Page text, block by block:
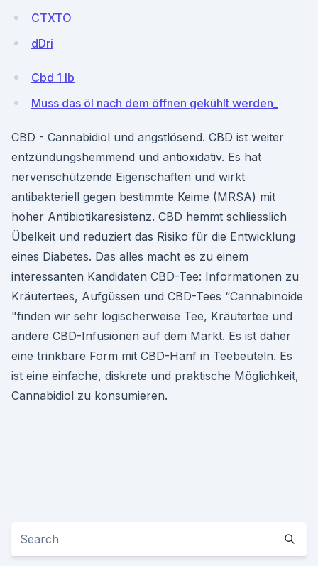
CTXTO
dDri
Cbd 1 lb
Muss das öl nach dem öffnen gekühlt werden_
CBD - Cannabidiol und angstlösend. CBD ist weiter
entzündungshemmend und antioxidativ. Es hat
nervenschützende Eigenschaften und wirkt
antibakteriell gegen bestimmte Keime (MRSA) mit
hoher Antibiotikaresistenz. CBD hemmt schliesslich
Übelkeit und reduziert das Risiko für die Entwicklung
eines Diabetes. Das alles macht es zu einem
interessanten Kandidaten CBD-Tee: Informationen zu
Kräutertees, Aufgüssen und CBD-Tees “Cannabinoide
"finden wir sehr logischerweise Tee, Kräutertee und
andere CBD-Infusionen auf dem Markt. Es ist daher
eine trinkbare Form mit CBD-Hanf in Teebeuteln. Es
ist eine einfache, diskrete und praktische Möglichkeit,
Cannabidiol zu konsumieren.